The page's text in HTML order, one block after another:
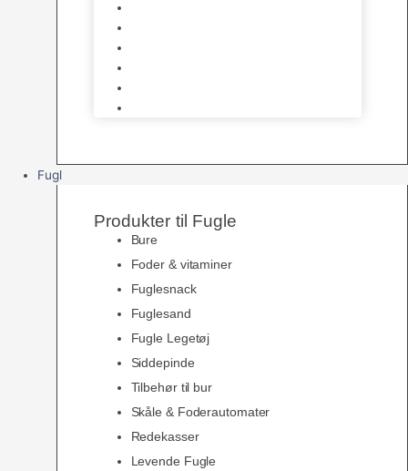
Fugl
Produkter til Fugle
Bure
Foder & vitaminer
Fuglesnack
Fuglesand
Fugle Legetøj
Siddepinde
Tilbehør til bur
Skåle & Foderautomater
Redekasser
Levende Fugle